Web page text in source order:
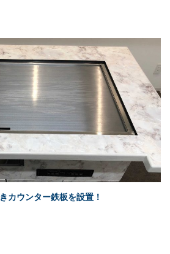
カウンター鉄板を設置！